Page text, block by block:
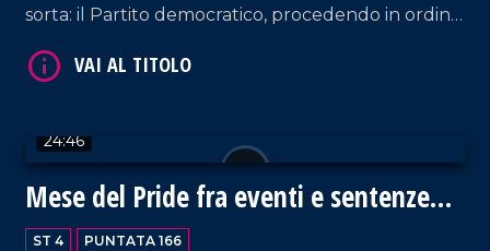
sorta: il Partito democratico, procedendo in ordine
clamorosamente il passo indebolendo, nei fatti, la
24:46
Mese del Pride fra eventi e sentenze
storiche
ST 4 PUNTATA 166